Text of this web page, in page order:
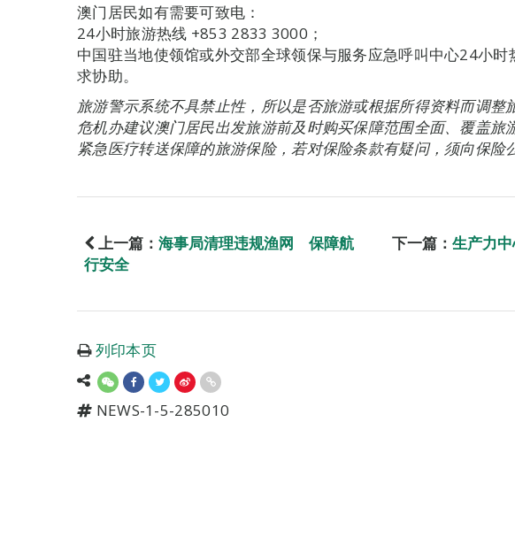
澳门居民如有需要可致电：
24小时旅游热线 +853 2833 3000；
中国驻当地使领馆或外交部全球领保与服务应急呼叫中心24小
求协助。
旅游警示系统不具禁止性，所以是否旅游或根据所得资料而调整
危机办建议澳门居民出发旅游前及时购买保障范围全面、覆盖旅
紧急医疗转送保障的旅游保险，若对保险条款有疑问，须向保险
上一篇： 海事局清理违规渔网 保障航
行安全
下一篇： 生产力
列印本页
NEWS-1-5-285010